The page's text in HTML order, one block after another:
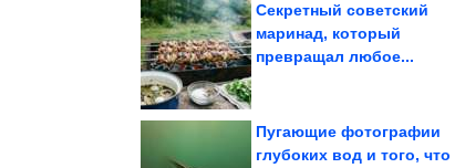
Секретный советский
маринад, который
превращал любое...
Пугающие фотографии
глубоких вод и того, что